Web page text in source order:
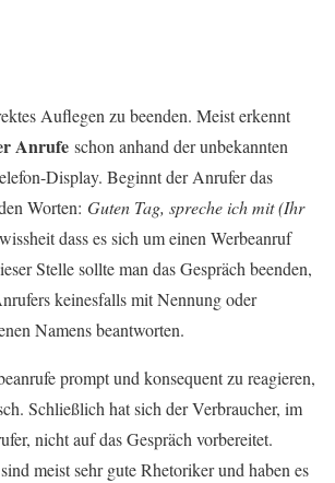
Auflegen zu beenden. Meist erkennt
Anrufe schon anhand der unbekannten
Display. Beginnt der Anrufer das
Worten: Guten Tag, spreche ich mit (Ihr
dass es sich um einen Werbeanruf
Stelle sollte man das Gespräch beenden,
keinesfalls mit Nennung oder
Namens beantworten.
prompt und konsequent zu reagieren,
Schließlich hat sich der Verbraucher, im
nicht auf das Gespräch vorbereitet.
meist sehr gute Rhetoriker und haben es